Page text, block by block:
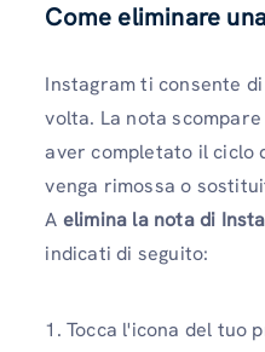
Come eliminare
Instagram ti consente
volta. La nota
aver completato il ciclo
venga rimossa o
A elimina la nota di
indicati di seguito:
1. Tocca l'icona del tuo